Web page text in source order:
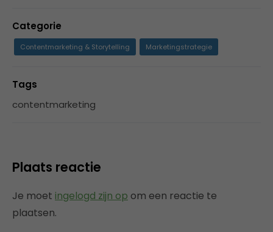
Categorie
Contentmarketing & Storytelling Marketingstrategie
Tags
contentmarketing
Plaats reactie
Je moet ingelogd zijn op om een reactie te
plaatsen.